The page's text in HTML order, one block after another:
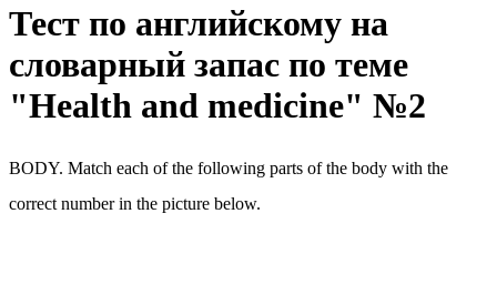
Тест по английскому на
словарный запас по теме
"Health and medicine" №2
BODY. Match each of the following parts of the body with the
correct number in the picture below.